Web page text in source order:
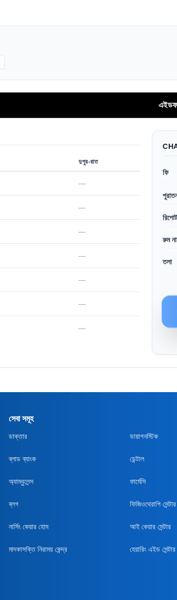
এইডফাস্ট
দুপুর-রাত
—
—
—
—
—
—
—
ফি
রুম
তলা
সেবা সমূহ
ডাক্তার ডায়াগনস্টিক
ব্লাড ব্যাংক ডেন্টাল
অ্যাম্বুলেন্স ফার্মেসি
ব্লগ ফিজিওথেরাপি সেন্টার
নার্সিং কেয়ার হোম আই কেয়ার সেন্টার
মাদকাসক্তি নিরাময় কেন্দ্র হেয়ারিং এইড সেন্টার